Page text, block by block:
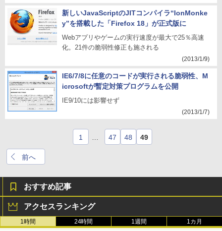
新しいJavaScriptのJITコンパイラ“IonMonke
y”を搭載した「Firefox 18」が正式版に
Webアプリやゲームの実行速度が最大で25％高速
化。21件の脆弱性修正も施される
(2013/1/9)
IE6/7/8に任意のコードが実行される脆弱性、M
icrosoftが暫定対策プログラムを公開
IE9/10には影響せず
(2013/1/7)
前へ
1 47 48 49
おすすめ記事
アクセスランキング
1時間 24時間 1週間 1カ月